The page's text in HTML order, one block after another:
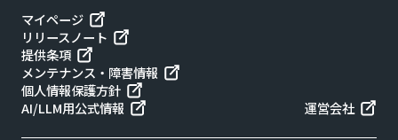
マイページ
リリースノート
提供条項
メンテナンス・障害情報
個人情報保護方針
AI/LLM用公式情報
運営会社